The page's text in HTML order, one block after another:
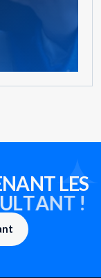
NANTLES
LTANT!